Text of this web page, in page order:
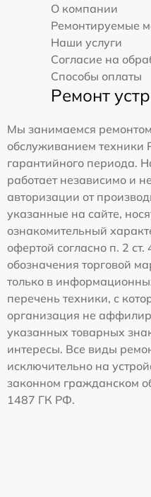
О компании
Ремонтируемые
Наши услуги
Согласие на
Способы оплаты
Ремонт
Мы занимаемся
обслуживанием техники
гарантийного периода.
работает независимо и
авторизации от
указанные на сайте,
ознакомительный
офертой согласно п. 2
обозначения торговой
только в
перечень техники, с
организация не
указанных товарных
интересы. Все виды
исключительно на
законном гражданском
1487 ГК РФ.